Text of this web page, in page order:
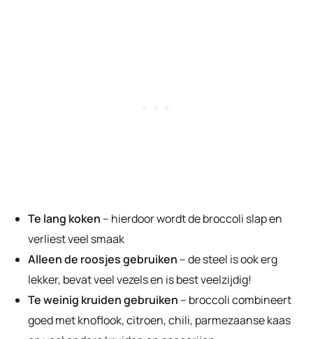
Te lang koken – hierdoor wordt de broccoli slap en
verliest veel smaak
Alleen de roosjes gebruiken – de steel is ook erg
lekker, bevat veel vezels en is best veelzijdig!
Te weinig kruiden gebruiken – broccoli combineert
goed met knoflook, citroen, chili, parmezaanse kaas